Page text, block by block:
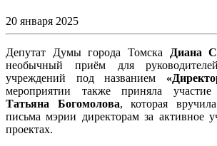
20 января 2025
Депутат Думы города Томска Диана
необычный приём для руководителей
учреждений под названием
мероприятии также приняла
Татьяна Богомолова, которая
письма мэрии директорам за активное
проектах.